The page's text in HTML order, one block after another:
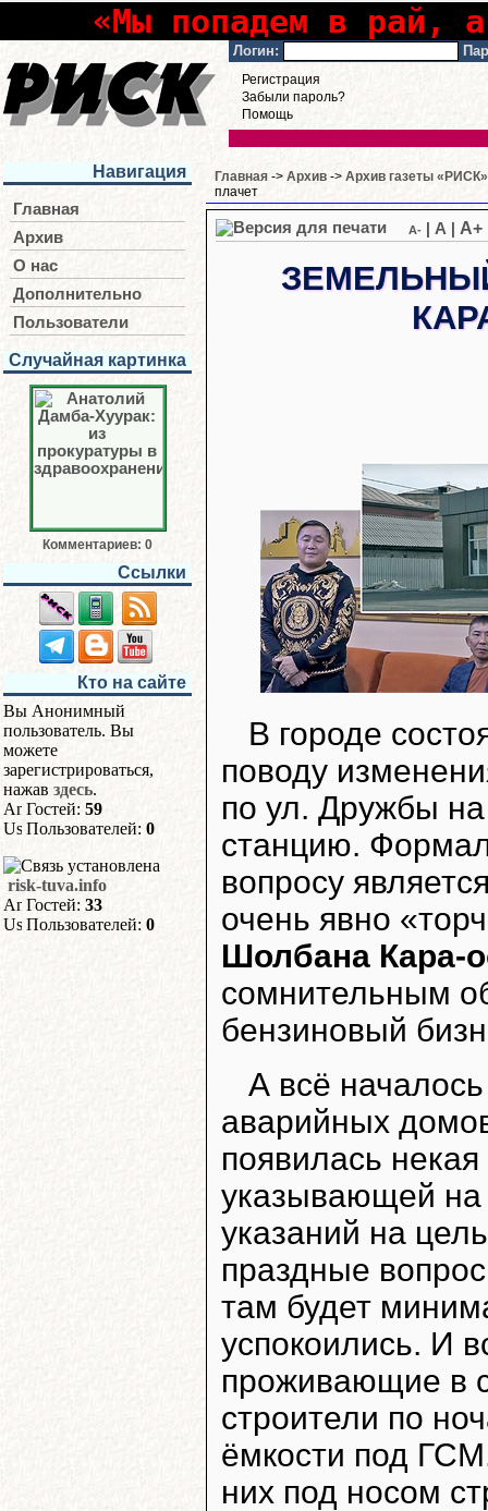
«Мы попадем в рай,
Логин:
Регистрация
Забыли пароль?
Помощь
Навигация
Главная
Архив
О нас
Дополнительно
Пользователи
Случайная картинка
Комментариев: 0
Ссылки
Кто на сайте
Вы Анонимный
пользователь. Вы
можете
зарегистрироваться,
нажав здесь.
Гостей: 59
Пользователей: 0
risk-tuva.info
Гостей: 33
Пользователей: 0
Главная -> Архив -> Архив газеты «РИСК»
плачет
A- A A+
В городе
поводу
по ул. Дружбы
станцию.
вопросу
очень явно
Шолбана Кара-
сомнительным
бензиновый
А всё
аварийных
появилась
указывающей на
указаний на
праздные
там будет
успокоились. И
проживающие в
строители по
ёмкости под
них под носом